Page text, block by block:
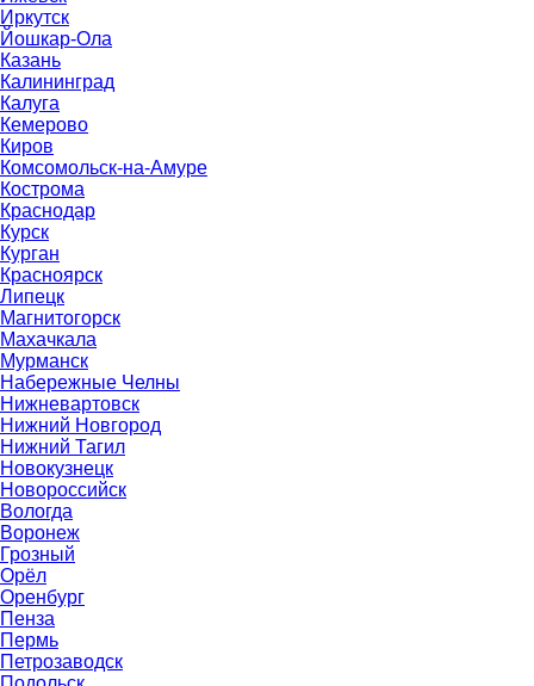
Иркутск
Йошкар-Ола
Казань
Калининград
Калуга
Кемерово
Киров
Комсомольск-на-Амуре
Кострома
Краснодар
Курск
Курган
Красноярск
Липецк
Магнитогорск
Махачкала
Мурманск
Набережные Челны
Нижневартовск
Нижний Новгород
Нижний Тагил
Новокузнецк
Новороссийск
Вологда
Воронеж
Грозный
Орёл
Оренбург
Пенза
Пермь
Петрозаводск